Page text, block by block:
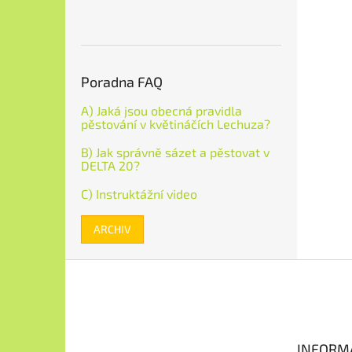
Poradna FAQ
A) Jaká jsou obecná pravidla
pěstování v květináčích Lechuza?
B) Jak správně sázet a pěstovat v
DELTA 20?
C) Instruktážní video
ARCHIV